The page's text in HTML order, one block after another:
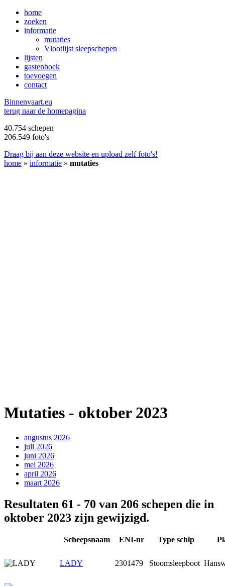
home
zoeken
informatie
mutaties
Vlootlijst sleepschepen
lijsten
gastenboek
toevoegen
contact
Binnenvaart.eu
terug naar de homepagina
40.754 schepen
206.549 foto's
Draag bij aan deze website en upload zelf foto's!
home » informatie » mutaties
Mutaties - oktober 2023
augustus 2026
juli 2026
juni 2026
mei 2026
april 2026
maart 2026
Resultaten 61 - 70 van 206 schepen die in
oktober 2023 zijn gewijzigd.
Scheepsnaam ENI-nr Type schip
LADY 2301479 Stoomsleepboot